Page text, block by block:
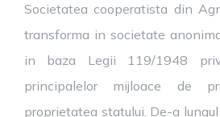
Societatea cooperatista din
transforma in societate
in baza Legii 119/1948
principalelor mijloace de
proprietatea statului. De-a